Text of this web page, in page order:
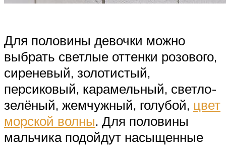
Для половины девочки можно
выбрать светлые оттенки розового,
сиреневый, золотистый,
персиковый, карамельный, светло-
зелёный, жемчужный, голубой, цвет
морской волны. Для половины
мальчика подойдут насыщенные